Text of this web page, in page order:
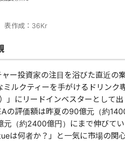
表作成：36Kr
ー投資家の注目を浴びた直近の
ルクティーを手がけるドリンク
」にリードインベスターとして出
の評価額は昨夏の90億元（約
元（約2400億円）にまで伸びてい
は何者か？」と一気に市場の関